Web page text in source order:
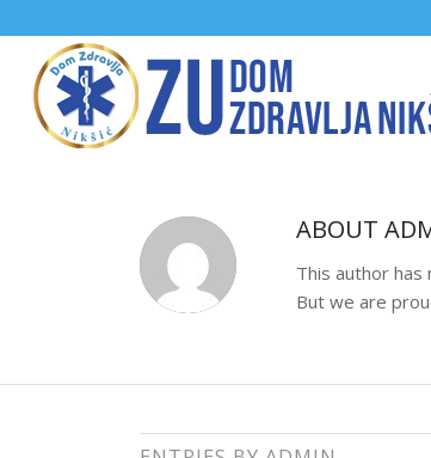
ABOUT
This author
But we are